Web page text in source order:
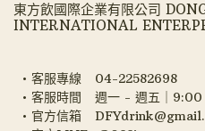
東方飲國際企業有限公司
INTERNATIONAL
客服專線   04-22582698
客服時間   週一 - 週五｜
官方信箱